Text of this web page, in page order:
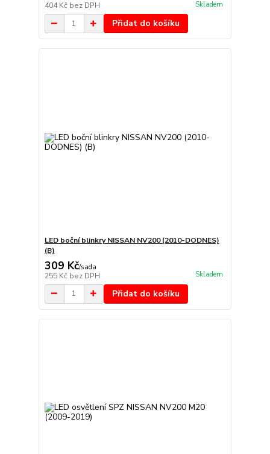
404 Kč bez DPH Skladem
Přidat do košíku
LED boční blinkry NISSAN NV200 (2010-DODNES)
(B)
309 Kč/sada
255 Kč bez DPH Skladem
Přidat do košíku